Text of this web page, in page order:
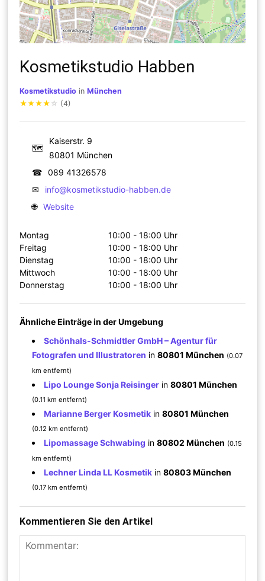
Kosmetikstudio Habben
Kosmetikstudio inMünchen
★★★★ ☆ (4)
🗺
Kaiserstr. 9
80801 München
☎
089 41326578
✉
info@kosmetikstudio-habben.de
🌐 Website
Montag
10:00 - 18:00 Uhr
Freitag
10:00 - 18:00 Uhr
Dienstag
10:00 - 18:00 Uhr
Mittwoch
10:00 - 18:00 Uhr
Donnerstag
10:00 - 18:00 Uhr
Ähnliche Einträge in der Umgebung
Schönhals-Schmidtler GmbH – Agentur für
Fotografen und Illustratoren in80801 München (0.07
km entfernt)
Lipo Lounge Sonja Reisinger in80801 München
(0.11 km entfernt)
Marianne Berger Kosmetik in80801 München
(0.12 km entfernt)
Lipomassage Schwabing in80802 München (0.15
km entfernt)
Lechner Linda LL Kosmetik in80803 München
(0.17 km entfernt)
Kommentieren Sie den Artikel